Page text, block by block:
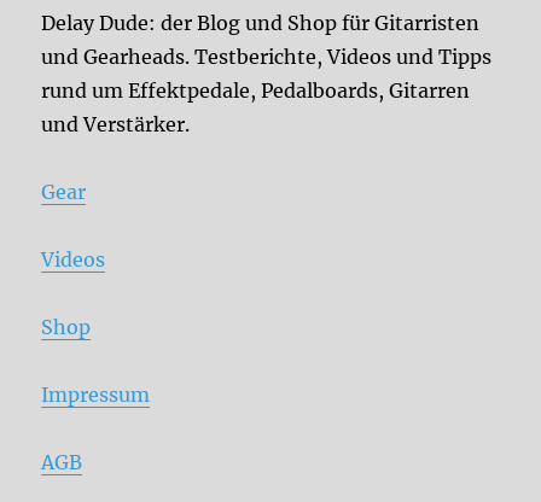
Delay Dude: der Blog und Shop für Gitarristen
und Gearheads. Testberichte, Videos und Tipps
rund um Effektpedale, Pedalboards, Gitarren
und Verstärker.
Gear
Videos
Shop
Impressum
AGB